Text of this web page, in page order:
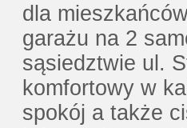
dla
garażu na 2
sąsiedztwie ul.
komfortowy w
spokój a także